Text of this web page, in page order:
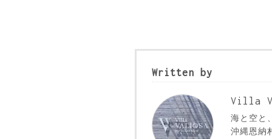
Written by
Villa
海と空と
沖縄恩納